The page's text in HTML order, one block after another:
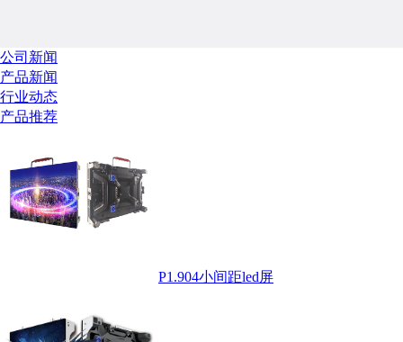
公司新闻
产品新闻
行业动态
产品推荐
P1.904小间距led屏